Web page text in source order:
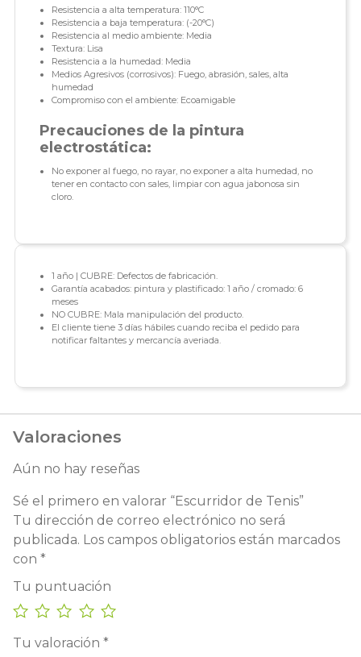
Resistencia a alta temperatura: 110°C
Resistencia a baja temperatura: (-20°C)
Resistencia al medio ambiente: Media
Textura: Lisa
Resistencia a la humedad: Media
Medios Agresivos (corrosivos): Fuego, abrasión, sales, alta
humedad
Compromiso con el ambiente: Ecoamigable
Precauciones de la pintura
electrostática:
No exponer al fuego, no rayar, no exponer a alta humedad, no
tener en contacto con sales, limpiar con agua jabonosa sin
cloro.
1 año | CUBRE: Defectos de fabricación.
Garantía acabados: pintura y plastificado: 1 año / cromado: 6
meses
NO CUBRE: Mala manipulación del producto.
El cliente tiene 3 días hábiles cuando reciba el pedido para
notificar faltantes y mercancía averiada.
Valoraciones
Aún no hay reseñas
Sé el primero en valorar “Escurridor de Tenis”
Tu dirección de correo electrónico no será
publicada. Los campos obligatorios están marcados
con *
Tu puntuación
Tu valoración *